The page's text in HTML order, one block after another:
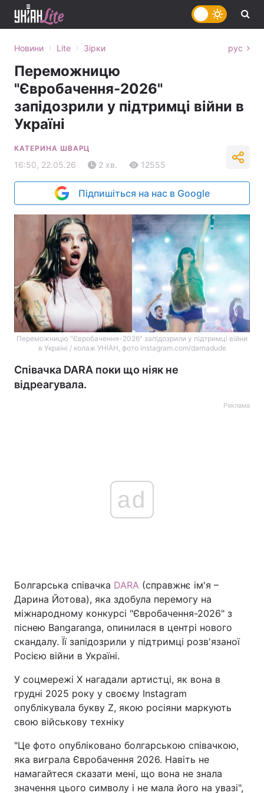
Україна Політика
Економіка Світ
Спорт
Техно і зв'язок Лайт
Зброя Інциденти
Цікавинки Погода
Екологія Регіони
Новини › Lite › Зірки рус
Переможницю
"Євробачення-2026"
запідозрили у підтримці війни в
Україні
КАТЕРИНА ШВАРЦ
16:50, 22.05.26 2 хв. 12555
Підпишіться на нас в Google
Переможницю "Євробачення-2026" запідозрили у підтримці війни
в Україні / колаж УНІАН, фото instagram.com/darnadude
Співачка DARA поки що ніяк не
відреагувала.
Реклама
ad
Болгарська співачка DARA (справжнє ім'я –
Дарина Йотова), яка здобула перемогу на
міжнародному конкурсі "Євробачення-2026" з
піснею Bangaranga, опинилася в центрі нового
скандалу. Її запідозрили у підтримці розв'язаної
Росією війни в Україні.
У соцмережі X нагадали артистці, як вона в
грудні 2025 року у своєму Instagram
опублікувала букву Z, якою росіяни маркують
свою військову техніку
"Це фото опубліковано болгарською співачкою,
яка виграла Євробачення 2026. Навіть не
намагайтеся сказати мені, що вона не знала
значення цього символу і не мала його на увазі",